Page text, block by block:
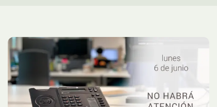
Idioma: CA